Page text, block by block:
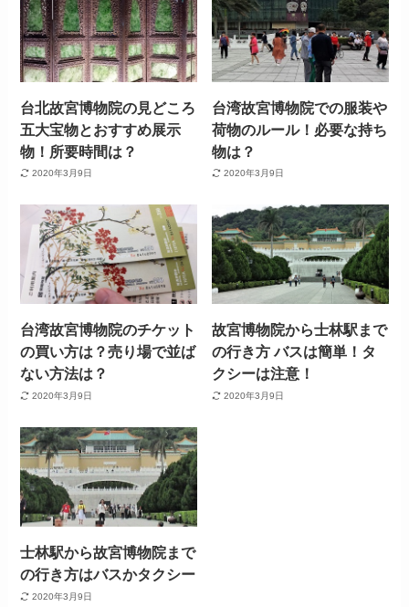
台北故宮博物院の見どころ
五大宝物とおすすめ展示
物！所要時間は？
2020年3月9日
台湾故宮博物院での服装や
荷物のルール！必要な持ち
物は？
2020年3月9日
台湾故宮博物院のチケット
の買い方は？売り場で並ば
ない方法は？
2020年3月9日
故宮博物院から士林駅まで
の行き方 バスは簡単！タ
クシーは注意！
2020年3月9日
士林駅から故宮博物院まで
の行き方はバスかタクシー
2020年3月9日